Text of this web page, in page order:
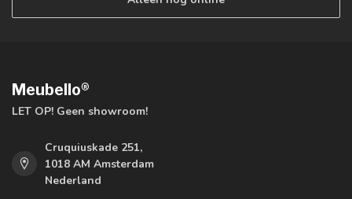
Meubello®
LET OP! Geen showroom!
Cruquiuskade 251,
1018 AM Amsterdam
Nederland